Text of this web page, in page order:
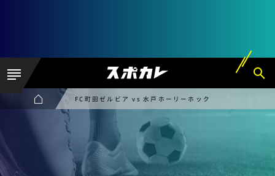
FC町田ゼルビア vs 水戸ホーリーホック